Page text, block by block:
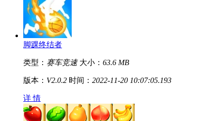
脚踝终结者
类型： 赛车竞速 大小： 63.6 MB
版本： V2.0.2 时间： 2022-11-20 10:07:05.193
详 情